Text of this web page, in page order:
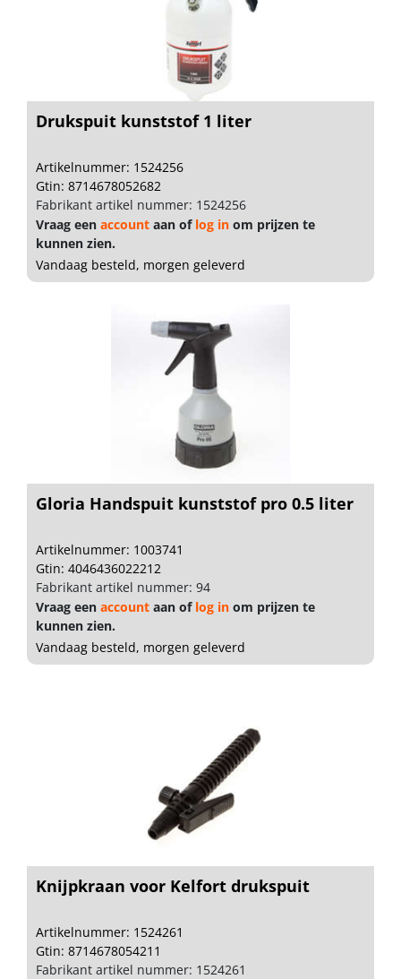
Drukspuit kunststof 1 liter
Artikelnummer: 1524256
Gtin: 8714678052682
Fabrikant artikel nummer: 1524256
Vraag een account aan of log in om prijzen te
kunnen zien.
Vandaag besteld, morgen geleverd
Gloria Handspuit kunststof pro 0.5 liter
Artikelnummer: 1003741
Gtin: 4046436022212
Fabrikant artikel nummer: 94
Vraag een account aan of log in om prijzen te
kunnen zien.
Vandaag besteld, morgen geleverd
Knijpkraan voor Kelfort drukspuit
Artikelnummer: 1524261
Gtin: 8714678054211
Fabrikant artikel nummer: 1524261